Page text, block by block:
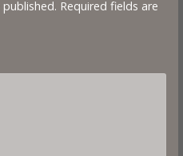
Required fields are